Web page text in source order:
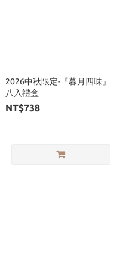
2026中秋限定-『暮月四味』
八入禮盒
NT$738